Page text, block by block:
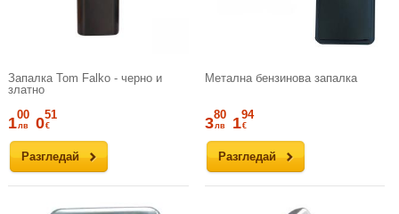
Запалка Tom Falko - черно и
златно
Разгледай
100
лв 051
€
Метална бензинова запалка
Разгледай
380
лв 194
€